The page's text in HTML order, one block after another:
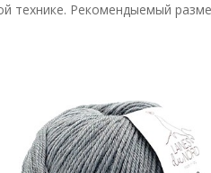
технике. Рекомендыемый